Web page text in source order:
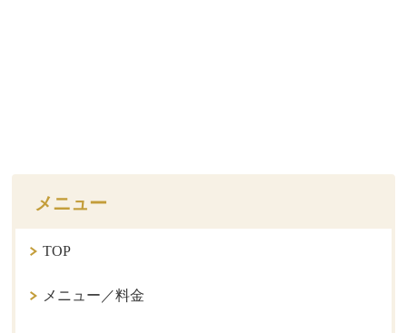
メニュー
TOP
メニュー／料金